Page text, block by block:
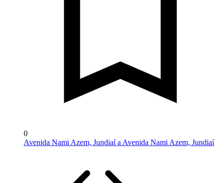
0
Avenida Nami Azem, Jundiaí a Avenida Nami Azem, Jundiaí